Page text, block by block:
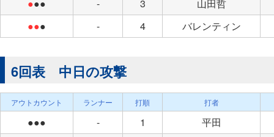
●●● - 3
山田哲
●●● - 4 バレンティン
6回表 中日の攻撃
アウトカウント ランナー 打順 打者
●●● - 1
平田